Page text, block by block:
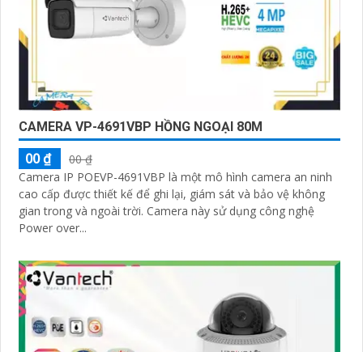
CAMERA VP-4691VBP HỒNG NGOẠI 80M
00 ₫
00 ₫
Camera IP POEVP-4691VBP là một mô hình camera an ninh
cao cấp được thiết kế để ghi lại, giám sát và bảo vệ không
gian trong và ngoài trời. Camera này sử dụng công nghệ
Power over...